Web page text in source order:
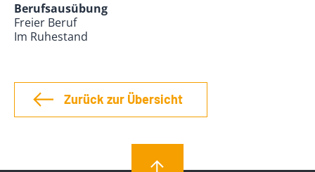
Berufsausübung
Freier Beruf
Im Ruhestand
Zurück zur Übersicht